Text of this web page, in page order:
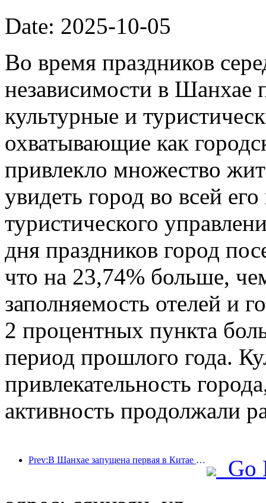
Date: 2025-10-05
Во время праздников
независимости в Шанхае
культурные и
охватывающие как
привлекло множество
увидеть город во всей
туристического
дня праздников город
что на 23,74% больше,
заполняемость отелей и
2 процентных пункта
период прошлого года.
привлекательность
активность продолжали
Prev:В Шанхае запущена первая в Китае система самостоятельного потребления культурных и туристических услуг для иностранных туристов
Go